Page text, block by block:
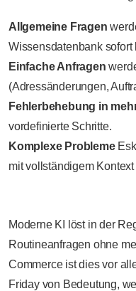
Allgemeine Fragen
Wissensdatenbank sofort
Einfache Anfragen
(Adressänderungen,
Fehlerbehebung in
vordefinierte Schritte.
Komplexe Probleme
mit vollständigem
Moderne KI löst in der
Routineanfragen ohne
Commerce ist dies vor
Friday von Bedeutung,